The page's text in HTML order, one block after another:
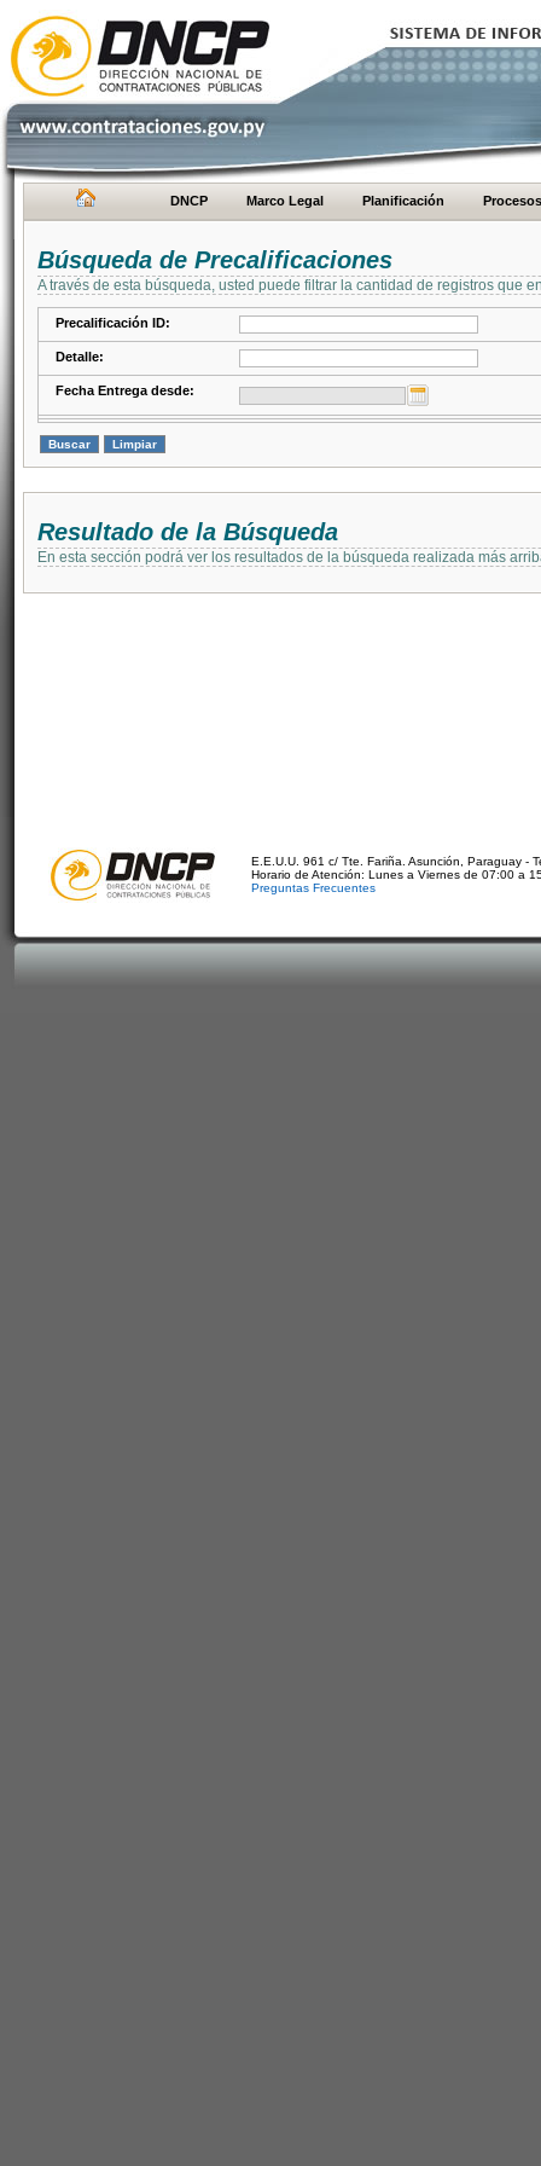
DNCP Marco Legal Planificación Procesos
Búsqueda de Precalificaciones
A través de esta búsqueda, usted puede filtrar la cantidad de registros que
Precalificación ID:
Detalle:
Fecha Entrega desde:
Resultado de la Búsqueda
En esta sección podrá ver los resultados de la búsqueda realizada más
E.E.U.U. 961 c/ Tte. Fariña. Asunción, Paraguay -
Horario de Atención: Lunes a Viernes de 07:00 a
Preguntas Frecuentes